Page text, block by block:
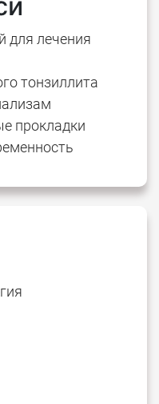
для лечения
тонзиллита
прокладки